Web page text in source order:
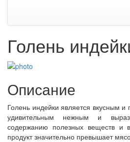
Голень
Описание
Голень индейки является вкусным
удивительным нежным и
содержанию полезных веществ и
продукт значительно превышает